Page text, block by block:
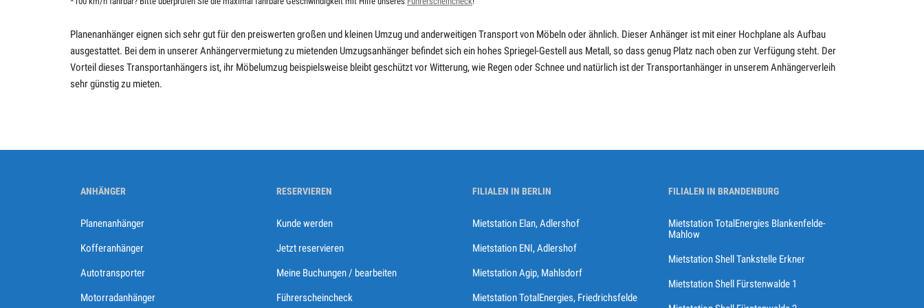
Planenanhänger eignen sich sehr gut für den preiswerten großen und kleinen Umzug und anderweitigen Transport von Möbeln oder ähnlich. Dieser Anhänger ist mit einer Hochplane als Aufbau
ausgestattet. Bei dem in unserer Anhängervermietung zu mietenden Umzugsanhänger befindet sich ein hohes Spriegel-Gestell aus Metall, so dass genug Platz nach oben zur Verfügung steht. Der
Vorteil dieses Transportanhängers ist, ihr Möbelumzug beispielsweise bleibt geschützt vor Witterung, wie Regen oder Schnee und natürlich ist der Transportanhänger in unserem Anhängerverleih
sehr günstig zu mieten.
ANHÄNGER
Planenanhänger
Kofferanhänger
Autotransporter
Motorradanhänger
RESERVIEREN
Kunde werden
Jetzt reservieren
Meine Buchungen / bearbeiten
Führerscheincheck
FILIALEN IN BERLIN
Mietstation Elan, Adlershof
Mietstation ENI, Adlershof
Mietstation Agip, Mahlsdorf
Mietstation TotalEnergies, Friedrichsfelde
FILIALEN IN BRANDENBURG
Mietstation TotalEnergies Blankenfelde-
Mahlow
Mietstation Shell Tankstelle Erkner
Mietstation Shell Fürstenwalde 1